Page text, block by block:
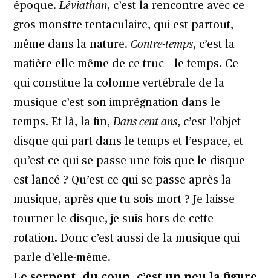
époque.Léviathan, c’est la rencontre avec ce
gros monstre tentaculaire, qui est partout,
même dans la nature.Contre-temps, c’est la
matière elle-même de ce truc – le temps. Ce
qui constitue la colonne vertébrale de la
musique c’est son imprégnation dans le
temps. Et là, la fin,Dans cent ans, c’est l’objet
disque qui part dans le temps et l’espace, et
qu’est-ce qui se passe une fois que le disque
est lancé ? Qu’est-ce qui se passe après la
musique, après que tu sois mort ? Je laisse
tourner le disque, je suis hors de cette
rotation. Donc c’est aussi de la musique qui
parle d’elle-même.